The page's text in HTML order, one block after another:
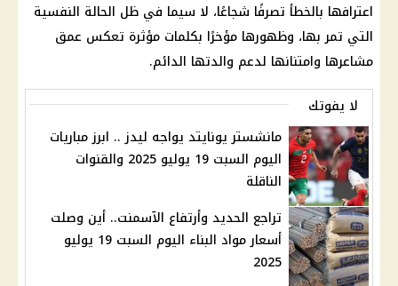
اعترافها بالخطأ تصرفًا شجاعًا، لا سيما في ظل الحالة النفسية
التي تمر بها، وظهورها مؤخرًا بكلمات مؤثرة تعكس عمق
مشاعرها وامتنانها لدعم والدتها الدائم.
لا يفوتك
مانشستر يونايتد يواجه ليدز .. ابرز مباريات
اليوم السبت 19 يوليو 2025 والقنوات
الناقلة
تراجع الحديد وأرتفاع الآسمنت.. أين وصلت
أسعار مواد البناء اليوم السبت 19 يوليو
2025